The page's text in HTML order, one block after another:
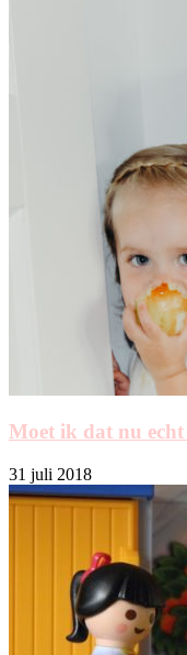
Moet ik dat nu echt
31 juli 2018